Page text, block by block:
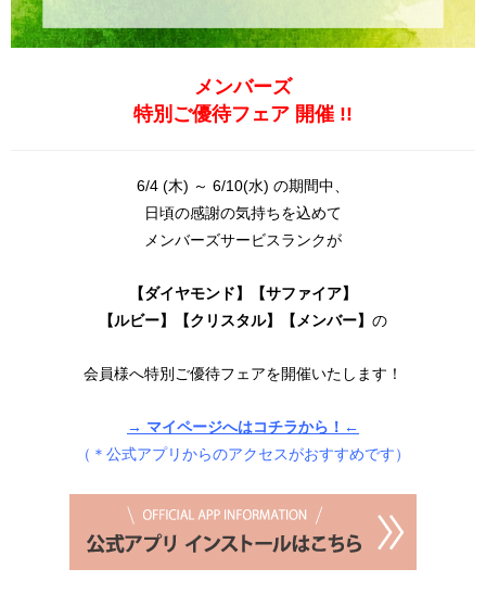
メンバーズ
特別ご優待フェア 開催 !!
6/4 (木) ～ 6/10(水) の期間中、
日頃の感謝の気持ちを込めて
メンバーズサービスランクが
【ダイヤモンド】【サファイア】
【ルビー】【クリスタル】【メンバー】 の
会員様へ特別ご優待フェアを開催いたします！
→ マイページへはコチラから！←
（＊公式アプリからのアクセスがおすすめです）